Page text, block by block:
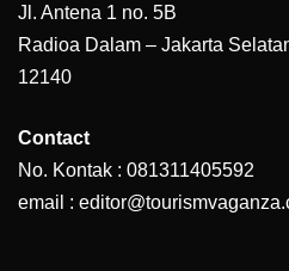
Jl. Antena 1 no. 5B
Radioa Dalam – Jakarta
12140
Contact
No. Kontak : 081311405592
email :